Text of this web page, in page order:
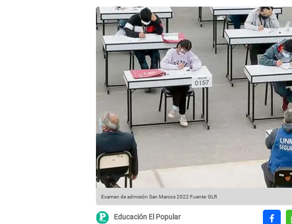
Examen de admisión San Marcos 2022 Fuente: GLR
Educación El Popular